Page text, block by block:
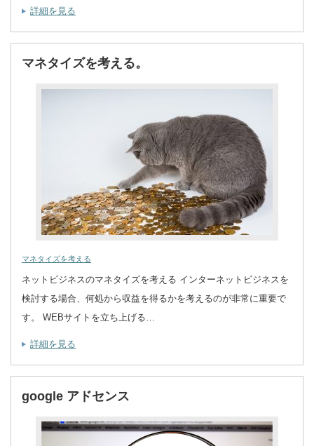
詳細を見る
マネタイズを考える。
マネタイズを考える
ネットビジネスのマネタイズを考える インターネットビジネスを
検討する場合、何処から収益を得るかを考えるのが非常に重要で
す。 WEBサイトを立ち上げる…
詳細を見る
google アドセンス